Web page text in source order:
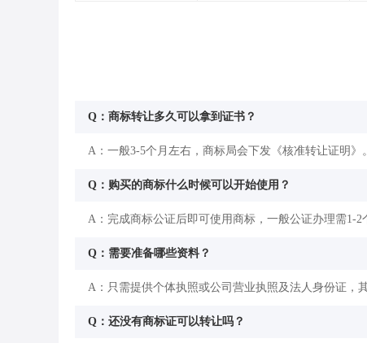
Q：商标转让多久可以拿到证书？
A：一般3-5个月左右，商标局会下发《核准转让证明》。
Q：购买的商标什么时候可以开始使用？
A：完成商标公证后即可使用商标，一般公证办理需1-2
Q：需要准备哪些资料？
A：只需提供个体执照或公司营业执照及法人身份证，
Q：还没有商标证可以转让吗？